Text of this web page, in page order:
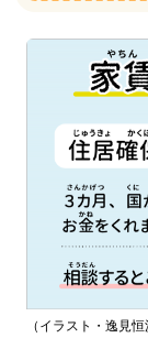
（イラスト・逸見恒